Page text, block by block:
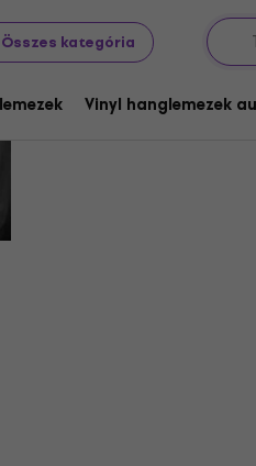
Összes kategória
Vinyl hanglemezek
Deep Sea Diver